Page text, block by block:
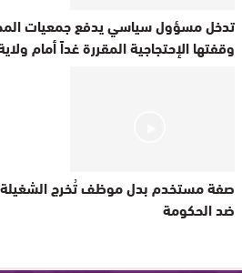
تدخل مسؤول سياسي يدفع جمعيات
وقفتها الإحتجاجية المقررة غداً أمام
صفة مستخدم بدل موظف تُخرج الشغيلة
ضد الحكومة